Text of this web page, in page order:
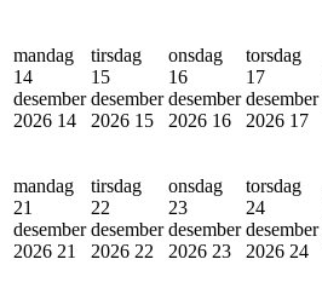
mandag
14
desember
2026 14
tirsdag
15
desember
2026 15
onsdag
16
desember
2026 16
torsdag
17
desember
2026 17
mandag
21
desember
2026 21
tirsdag
22
desember
2026 22
onsdag
23
desember
2026 23
torsdag
24
desember
2026 24